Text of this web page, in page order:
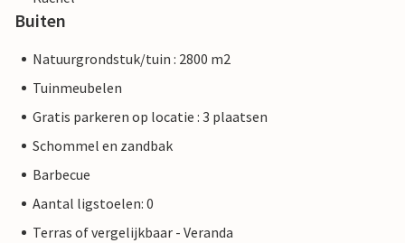
Buiten
Natuurgrondstuk/tuin : 2800 m2
Tuinmeubelen
Gratis parkeren op locatie : 3 plaatsen
Schommel en zandbak
Barbecue
Aantal ligstoelen: 0
Terras of vergelijkbaar - Veranda